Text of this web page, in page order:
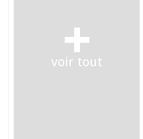
+
voir tout